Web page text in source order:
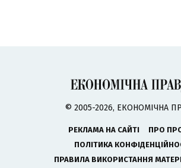
© 2005-2026, ЕКОНОМІЧНА
РЕКЛАМА НА САЙТІ
ПРО
ПОЛІТИКА
ПРАВИЛА ВИКОРИСТАННЯ